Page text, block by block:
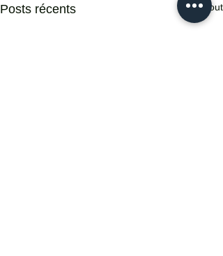
Posts récents Voir tout